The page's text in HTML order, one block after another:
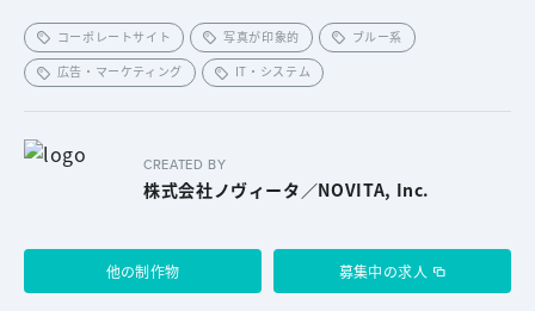
コーポレートサイト 写真が印象的
ブルー系
広告・マーケティング
IT・システム
CREATED BY
株式会社ノヴィータ／NOVITA, Inc.
他の制作物 募集中の求人